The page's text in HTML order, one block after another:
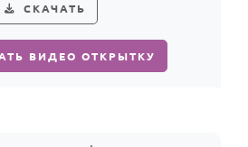
СКАЧАТЬ
ВИДЕО ОТКРЫТКУ